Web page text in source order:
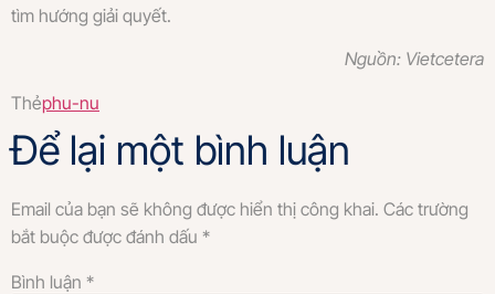
tìm hướng giải quyết.
Nguồn: Vietcetera
Thẻphu-nu
Để lại một bình luận
Email của bạn sẽ không được hiển thị công khai. Các trường
bắt buộc được đánh dấu *
Bình luận *